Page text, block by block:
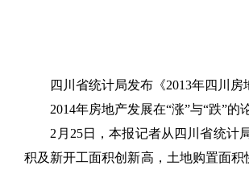
四川省统计局发布《2013年四川房
2014年房地产发展在“涨”与“跌”的
2月25日，本报记者从四川省统计局
积及新开工面积创新高，土地购置面